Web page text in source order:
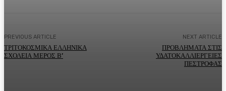
PREVIOUS ARTICLE
ΤΡΙΤΟΚΟΣΜΙΚΑ ΕΛΛΗΝΙΚΑ
ΣΧΟΛΕΙΑ ΜΕΡΟΣ Β’
NEXT ARTICLE
ΠΡΟΒΛΗΜΑΤΑ ΣΤΙΣ
ΥΔΑΤΟΚΑΛΛΙΕΡΓΕΙΕΣ
ΠΕΣΤΡΟΦΑΣ